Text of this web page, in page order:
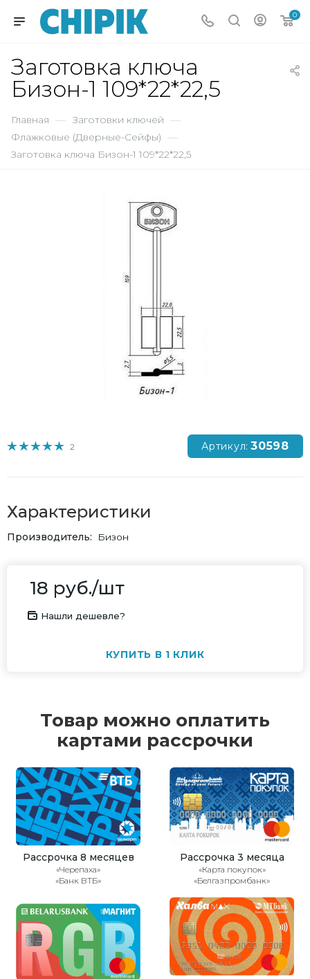
0
Заготовка ключа
Бизон-1 109*22*22,5
Главная — Заготовки ключей —
Флажковые (Дверные-Сейфы) —
Заготовка ключа Бизон-1 109*22*22,5
2 Артикул: 30598
Характеристики
Производитель Бизон
18 руб./шт
Нашли дешевле?
КУПИТЬ В 1 КЛИК
Товар можно оплатить
картами рассрочки
Рассрочка 8 месяцев
«Черепаха»
«Банк ВТБ»
Рассрочка 3 месяца
«Карта покупок»
«Белгазпромбанк»